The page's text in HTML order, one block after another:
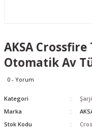
AKSA Crossfire
Otomatik Av
0 - Yorum
Kategori
Marka
Stok Kodu